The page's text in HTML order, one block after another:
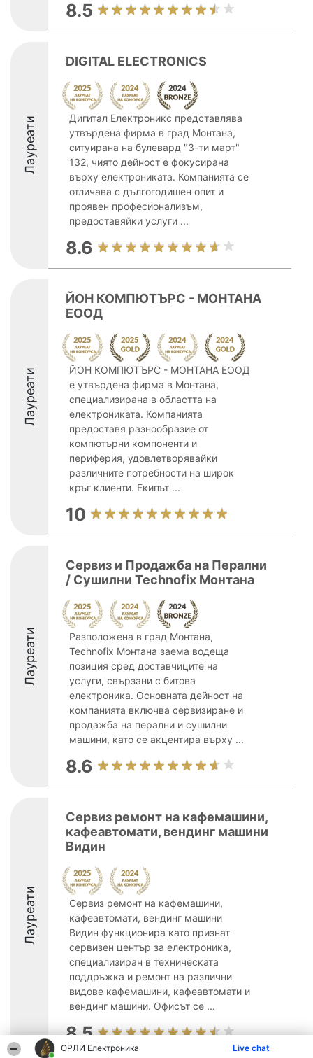
ОРЛИ Електроника Live chat
8.5
Лауреати
DIGITAL ELECTRONICS
Дигитал Електроникс представлява
утвърдена фирма в град Монтана,
ситуирана на булевард "3-ти март"
132, чиято дейност е фокусирана
върху електрониката. Компанията се
отличава с дългогодишен опит и
проявен професионализъм,
предоставяйки услуги ...
8.6
Лауреати
ЙОН КОМПЮТЪРС - МОНТАНА
ЕООД
ЙОН КОМПЮТЪРС - МОНТАНА ЕООД
е утвърдена фирма в Монтана,
специализирана в областта на
електрониката. Компанията
предоставя разнообразие от
компютърни компоненти и
периферия, удовлетворявайки
различните потребности на широк
кръг клиенти. Екипът ...
10
Лауреати
Сервиз и Продажба на Перални
/ Сушилни Technofix Монтана
Разположена в град Монтана,
Technofix Монтана заема водеща
позиция сред доставчиците на
услуги, свързани с битова
електроника. Основната дейност на
компанията включва сервизиране и
продажба на перални и сушилни
машини, като се акцентира върху ...
8.6
Лауреати
Сервиз ремонт на кафемашини,
кафеавтомати, вендинг машини
Видин
Сервиз ремонт на кафемашини,
кафеавтомати, вендинг машини
Видин функционира като признат
сервизен център за електроника,
специализиран в техническата
поддръжка и ремонт на различни
видове кафемашини, кафеавтомати и
вендинг машини. Офисът се ...
8.5